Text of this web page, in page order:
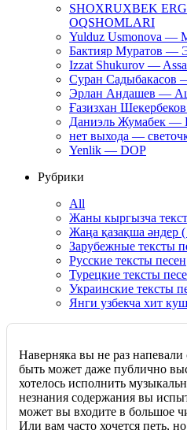
SHOXRUXBEK
OQSHOMLARI
Yulduz Usmonova —
Бактияр Муратов —
Izzat Shukurov —
Суран Садыбакасов
Эрлан Андашев —
Ғазизхан
Даниэль Жумабек —
нет выхода —
Yenlik — DOP
Рубрики
All
Жаны кыргызча
Жаңа қазақша әндер
Зарубежные тексты
Русские тексты песен
Турецкие тексты
Украинские тексты
Янги узбекча хит
Наверняка вы не раз
быть может даже публично
хотелось исполнить
незнания содержания вы
может вы входите в большое
Или вам часто хочется петь,